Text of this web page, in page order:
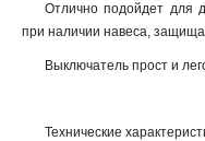
Отлично подойдет для
при наличии навеса,
Выключатель прост и
Технические